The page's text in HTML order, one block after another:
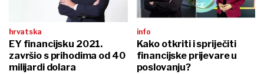
hrvatska
EY financijsku 2021.
završio s prihodima od 40
milijardi dolara
info
Kako otkriti i spriječiti
financijske prijevare u
poslovanju?